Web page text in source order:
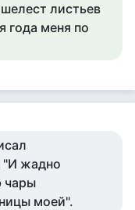
листьев
года меня по
"И жадно
чары
моей".